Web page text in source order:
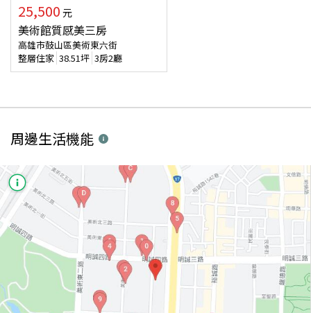
25,500 元
美術館質感美三房
高雄市鼓山區美術東六街
整層住家 38.51坪 3房2廳
周邊生活機能